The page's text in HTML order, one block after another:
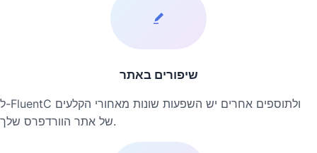
שיפורים באתר
ל-FluentC ולתוספים אחרים יש השפעות שונות מאחורי הקלעים
של אתר הוורדפרס שלך.